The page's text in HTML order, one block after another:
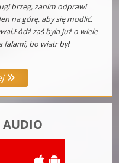
brzeg, zanim odprawi
na górę, aby się modlić.
zaś była już o wiele
bo wiatr był
AUDIO